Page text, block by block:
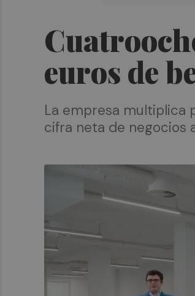
euros de
La empresa multiplica
cifra neta de negocios